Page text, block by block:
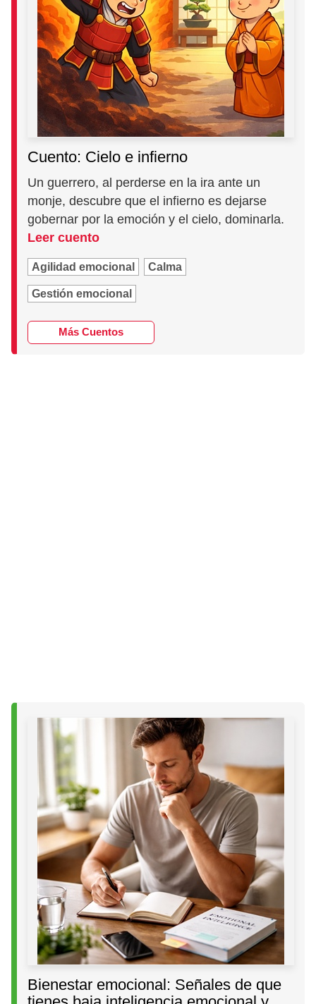
Cuento: Cielo e infierno
Un guerrero, al perderse en la ira ante un
monje, descubre que el infierno es dejarse
gobernar por la emoción y el cielo, dominarla.
Leer cuento
Agilidad emocional Calma
Gestión emocional
Más Cuentos
Bienestar emocional: Señales de que